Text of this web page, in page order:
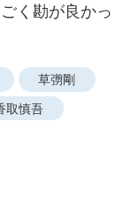
く勘が良かっ
草彅剛
取慎吾